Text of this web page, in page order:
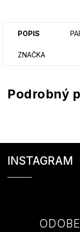
POPIS
ZNAČKA
Podrobný
INSTAGRAM